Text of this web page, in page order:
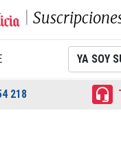
YA SOY
218 